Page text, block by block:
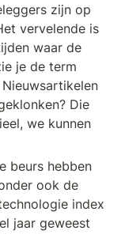
zijn op
vervelende is
waar de
je de term
Die
we kunnen
beurs hebben
ook de
index
jaar geweest